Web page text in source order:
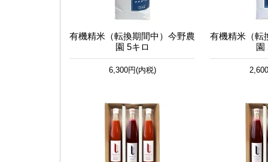
有機精米（転換期間中）今野農
園 5キロ
6,300円(内税)
有機精米（転
園